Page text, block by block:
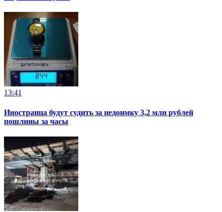
13:41
Иностранца будут судить за недоимку 3,2 млн рублей
пошлины за часы